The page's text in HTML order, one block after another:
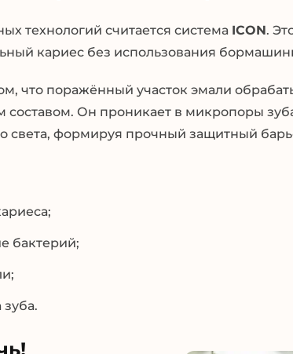
технологий считается система ICON.
кариес без использования
что поражённый участок эмали
Он проникает в микропоры
света, формируя прочный защитный
бактерий;
зуба.